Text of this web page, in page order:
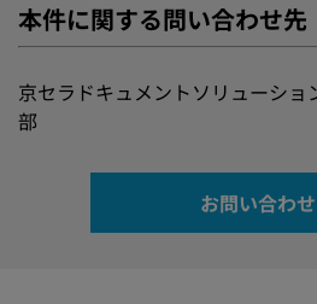
本件に関する問い合わせ先
京セラドキュメントソリューショ
部
お問い合わせ